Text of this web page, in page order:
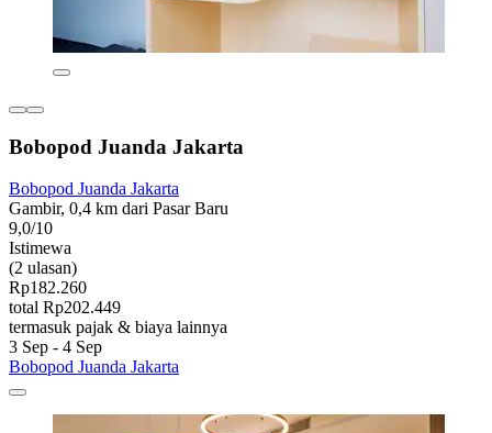
Bobopod Juanda Jakarta
Bobopod Juanda Jakarta
Gambir, 0,4 km dari Pasar Baru
9,0/10
Istimewa
(2 ulasan)
Rp182.260
total Rp202.449
termasuk pajak & biaya lainnya
3 Sep - 4 Sep
Bobopod Juanda Jakarta